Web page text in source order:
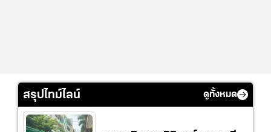
สรุปไทม์ไลน์ ดูทั้งหมด